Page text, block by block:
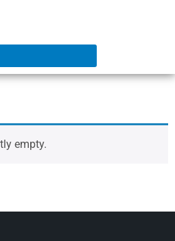
empty.